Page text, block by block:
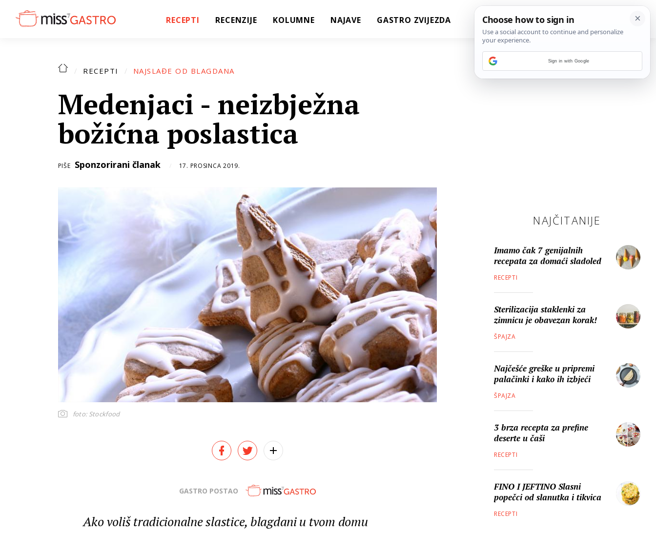
RECEPTI RECENZIJE KOLUMNE NAJAVE GASTRO ZVIJEZDA
RECEPTI NAJSLAĐE OD BLAGDANA
Medenjaci - neizbježna
božićna poslastica
PIŠE Sponzorirani članak 17. PROSINCA 2019.
foto: Stockfood
GASTRO POSTAO
Ako voliš tradicionalne slastice, blagdani u tvom domu
NAJČITANIJE
Imamo čak 7 genijalnih
recepata za domaći sladoled
RECEPTI
Sterilizacija staklenki za
zimnicu je obavezan korak!
ŠPAJZA
Najčešće greške u pripremi
palačinki i kako ih izbjeći
ŠPAJZA
3 brza recepta za prefine
deserte u čaši
RECEPTI
FINO I JEFTINO Slasni
popečci od slanutka i tikvica
RECEPTI
Sign in with Google